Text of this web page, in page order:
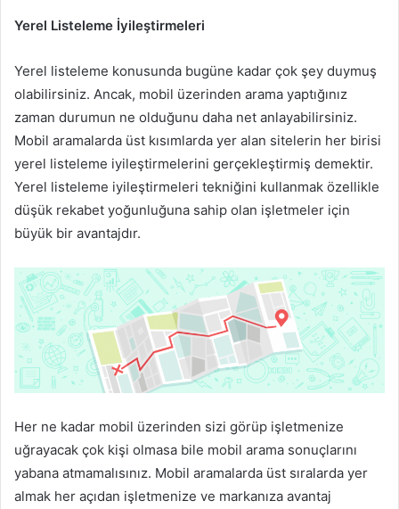
Yerel Listeleme İyileştirmeleri
Yerel listeleme konusunda bugüne kadar çok şey duymuş
olabilirsiniz. Ancak, mobil üzerinden arama yaptığınız
zaman durumun ne olduğunu daha net anlayabilirsiniz.
Mobil aramalarda üst kısımlarda yer alan sitelerin her birisi
yerel listeleme iyileştirmelerini gerçekleştirmiş demektir.
Yerel listeleme iyileştirmeleri tekniğini kullanmak özellikle
düşük rekabet yoğunluğuna sahip olan işletmeler için
büyük bir avantajdır.
Her ne kadar mobil üzerinden sizi görüp işletmenize
uğrayacak çok kişi olmasa bile mobil arama sonuçlarını
yabana atmamalısınız. Mobil aramalarda üst sıralarda yer
almak her açıdan işletmenize ve markanıza avantaj